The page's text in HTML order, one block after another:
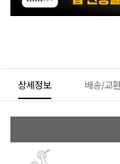
상세정보 배송/교